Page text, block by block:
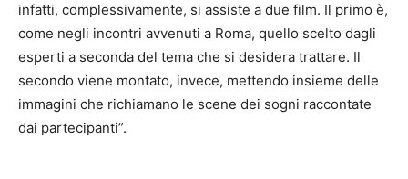
infatti, complessivamente, si assiste a due film. Il primo è,
come negli incontri avvenuti a Roma, quello scelto dagli
esperti a seconda del tema che si desidera trattare. Il
secondo viene montato, invece, mettendo insieme delle
immagini che richiamano le scene dei sogni raccontate
dai partecipanti”.